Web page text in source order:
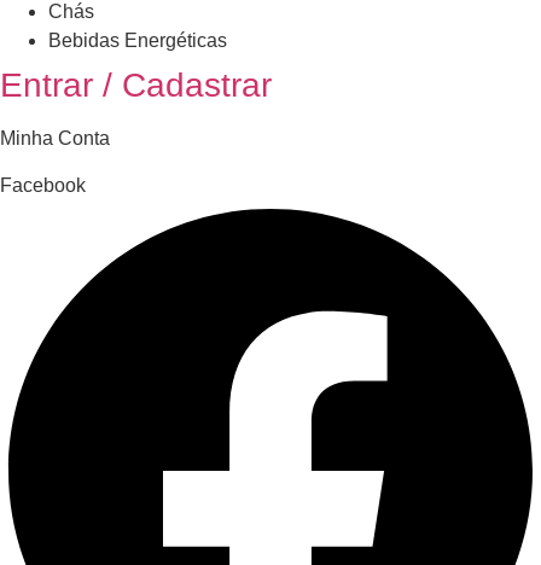
Chás
Bebidas Energéticas
Entrar / Cadastrar
Minha Conta
Facebook